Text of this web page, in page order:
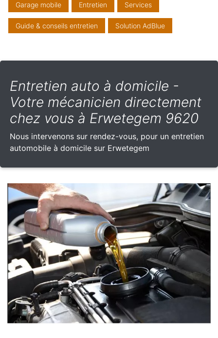
Garage mobile Entretien Services
Guide & conseils entretien Solution AdBlue
Entretien auto à domicile -
Votre mécanicien directement
chez vous à Erwetegem 9620
Nous intervenons sur rendez-vous, pour un entretien
automobile à domicile sur Erwetegem